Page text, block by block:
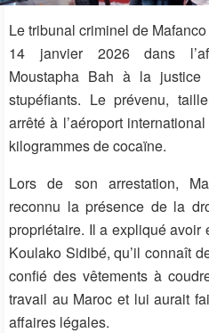
Le tribunal criminel de
14 janvier 2026 dans
Moustapha Bah à la justice
stupéfiants. Le prévenu,
arrêté à l’aéroport
kilogrammes de cocaïne.
Lors de son arrestation,
reconnu la présence de la
propriétaire. Il a expliqué avoir
Koulako Sidibé, qu’il connaît
confié des vêtements à
travail au Maroc et lui aurait
affaires légales.